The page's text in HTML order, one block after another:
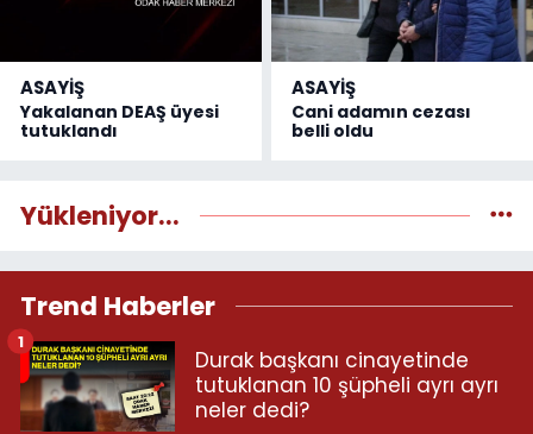
ASAYİŞ
Yakalanan DEAŞ üyesi
tutuklandı
ASAYİŞ
Cani adamın cezası
belli oldu
Yükleniyor...
Trend Haberler
Durak başkanı cinayetinde
tutuklanan 10 şüpheli ayrı ayrı
neler dedi?
1